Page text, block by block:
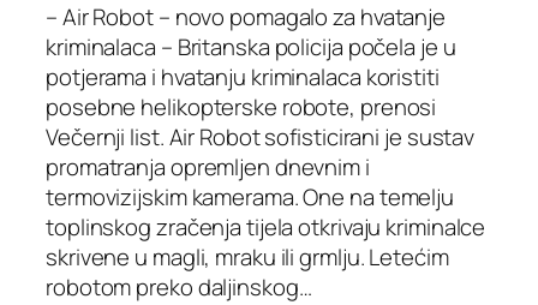
– Air Robot – novo pomagalo za hvatanje
kriminalaca – Britanska policija počela je u
potjerama i hvatanju kriminalaca koristiti
posebne helikopterske robote, prenosi
Večernji list. Air Robot sofisticirani je sustav
promatranja opremljen dnevnim i
termovizijskim kamerama. One na temelju
toplinskog zračenja tijela otkrivaju kriminalce
skrivene u magli, mraku ili grmlju. Letećim
robotom preko daljinskog…